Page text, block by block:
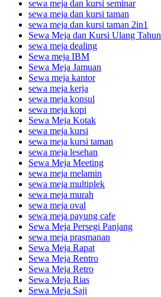
sewa meja dan kursi seminar
sewa meja dan kursi taman
sewa meja dan kursi taman 2in1
Sewa Meja dan Kursi Ulang Tahun
sewa meja dealing
Sewa meja IBM
Sewa Meja Jamuan
Sewa meja kantor
sewa meja kerja
sewa meja konsul
sewa meja kopi
Sewa Meja Kotak
sewa meja kursi
sewa meja kursi taman
sewa meja lesehan
Sewa Meja Meeting
sewa meja melamin
sewa meja multiplek
sewa meja murah
sewa meja oval
sewa meja payung cafe
Sewa Meja Persegi Panjang
sewa meja prasmanan
Sewa Meja Rapat
Sewa Meja Rentro
Sewa Meja Retro
Sewa Meja Rias
Sewa Meja Saji